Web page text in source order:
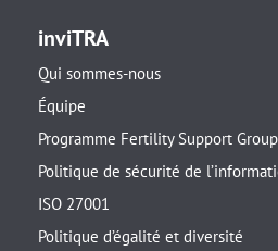
inviTRA
Qui sommes-nous
Équipe
Programme Fertility Support Group
Politique de sécurité de
ISO 27001
Politique d’égalité et diversité